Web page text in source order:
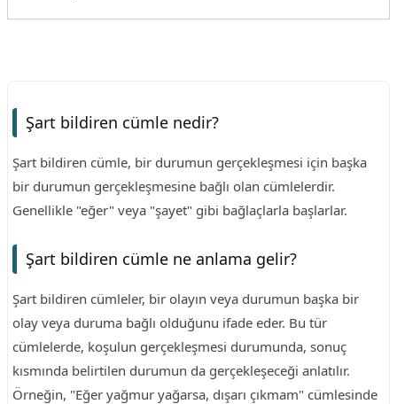
Şart bildiren cümle nedir?
Şart bildiren cümle, bir durumun gerçekleşmesi için başka
bir durumun gerçekleşmesine bağlı olan cümlelerdir.
Genellikle "eğer" veya "şayet" gibi bağlaçlarla başlarlar.
Şart bildiren cümle ne anlama gelir?
Şart bildiren cümleler, bir olayın veya durumun başka bir
olay veya duruma bağlı olduğunu ifade eder. Bu tür
cümlelerde, koşulun gerçekleşmesi durumunda, sonuç
kısmında belirtilen durumun da gerçekleşeceği anlatılır.
Örneğin, "Eğer yağmur yağarsa, dışarı çıkmam" cümlesinde